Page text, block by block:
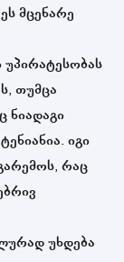
მცენარე
თუმცა
ნიადაგი
იგი
რაც
უხდება